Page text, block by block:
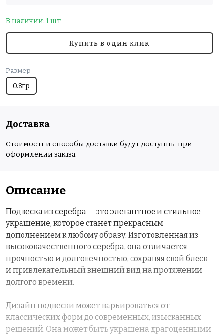
В наличии: 1 шт
Купить в один клик
Размер
0.8гр
Доставка
Стоимость и способы доставки будут доступны при
оформлении заказа.
Описание
Подвеска из серебра — это элегантное и стильное
украшение, которое станет прекрасным
дополнением к любому образу. Изготовленная из
высококачественного серебра, она отличается
прочностью и долговечностью, сохраняя свой блеск
и привлекательный внешний вид на протяжении
долгого времени.
Дизайн подвески может варьироваться от
классических форм до современных, изысканных
решений. Она может быть украшена драгоценными